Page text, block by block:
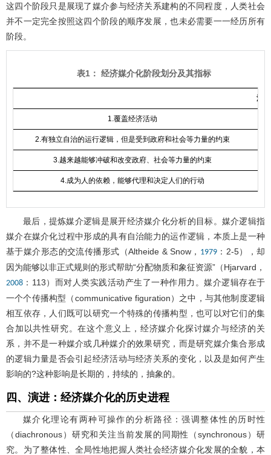
这四个阶段只是展现了媒介参与经济关系建构的不同程度，人类社会
并不一定完全按照这四个阶段的顺序发展，也未必需要一一经历所有
阶段。
表1： 经济媒介化阶段划分及其指标
渗透
1.覆盖经济活动
2.有独立自治的运行逻辑，但是受到政府和社会等力量的约束
3.越来越能够冲破和改变政府、社会等力量的约束
4.成为人的依赖，能够代理和决定人们的行动
最后，提炼媒介逻辑是展开经济媒介化分析的目标。媒介逻辑指
媒介在媒介化过程中形成的具有自治能力的运作逻辑，本质上是一种
基于媒介形态的交流传播形式（Altheide & Snow， 1979：2-5），却
因为能够以非正式规则的形式帮助“分配物质和象征资源”（Hjarvard，
2008 ：113）而对人类实践活动产生了一种作用力。媒介逻辑存在于
一个个传播构型（communicative figuration）之中，与其他制度逻辑
相互依存，人们既可以研究一个特殊的传播构型，也可以对它们的集
合加以共性研究。在这个意义上，经济媒介化探讨媒介与经济的关
系，并不是一种媒介或几种媒介的效果研究，而是研究媒介集合形成
的逻辑力量是否会引起经济活动与经济关系的变化，以及是如何产生
影响的?这种影响是长期的，持续的，抽象的。
四、演进：经济媒介化的历史进程
媒介化理论有两种可操作的分析路径：强调整体性的历时性
（diachronous）研究和关注当前发展的同期性（synchronous）研
究。为了整体性、全局性地把握人类社会经济媒介化发展的全貌，本